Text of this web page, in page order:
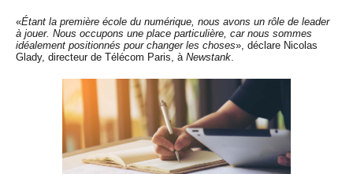
«Étant la première école du numérique, nous avons un rôle de leader
à jouer. Nous occupons une place particulière, car nous sommes
idéalement positionnés pour changer les choses», déclare Nicolas
Glady, directeur de Télécom Paris, à Newstank.